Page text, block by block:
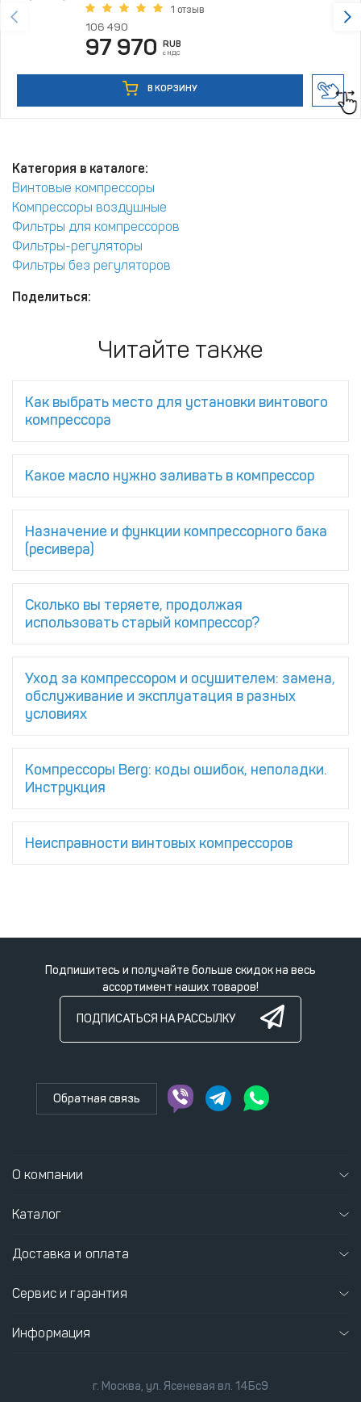
1 отзыв
106 490
97 970 RUB
с НДС
В КОРЗИНУ
Категория в каталоге:
Винтовые компрессоры
Компрессоры воздушные
Фильтры для компрессоров
Фильтры-регуляторы
Фильтры без регуляторов
Поделиться:
Читайте также
Как выбрать место для установки винтового
компрессора
Какое масло нужно заливать в компрессор
Назначение и функции компрессорного бака
(ресивера)
Сколько вы теряете, продолжая
использовать старый компрессор?
Уход за компрессором и осушителем: замена,
обслуживание и эксплуатация в разных
условиях
Компрессоры Berg: коды ошибок, неполадки.
Инструкция
Неисправности винтовых компрессоров
Подпишитесь и получайте больше скидок на весь
ассортимент наших товаров!
ПОДПИСАТЬСЯ НА РАССЫЛКУ
Обратная связь
О компании
Каталог
Доставка и оплата
Сервис и гарантия
Информация
г. Москва, ул. Ясеневая вл. 14Бс9